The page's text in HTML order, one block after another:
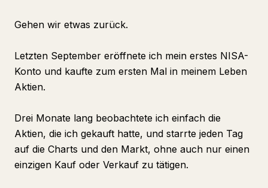
Gehen wir etwas zurück.
Letzten September eröffnete ich mein erstes NISA-
Konto und kaufte zum ersten Mal in meinem Leben
Aktien.
Drei Monate lang beobachtete ich einfach die
Aktien, die ich gekauft hatte, und starrte jeden Tag
auf die Charts und den Markt, ohne auch nur einen
einzigen Kauf oder Verkauf zu tätigen.